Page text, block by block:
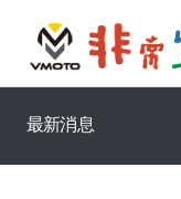
最新消息